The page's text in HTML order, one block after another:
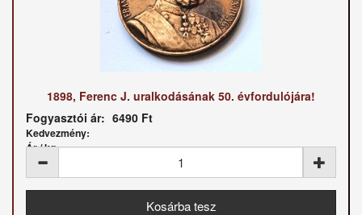
1898, Ferenc J. uralkodásának 50. évfordulójára!
Fogyasztói ár: 6490 Ft
Kedvezmény:
Ár / kg: